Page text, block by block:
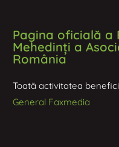
Pagina oficială a
Mehedinți a
România
Toată activitatea
General Faxmedia